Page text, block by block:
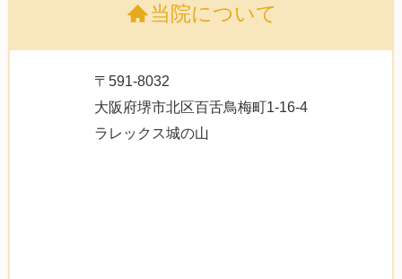
当院について
〒591-8032
大阪府堺市北区百舌鳥梅町1-16-4
ラレックス城の山